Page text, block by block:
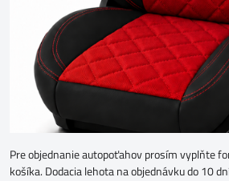
Pre objednanie autopoťahov prosím vyplňte
košíka. Dodacia lehota na objednávku do 10